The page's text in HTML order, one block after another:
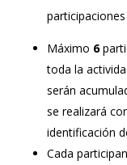
Máximo 6
toda la
serán
se realizará
identificación
Cada